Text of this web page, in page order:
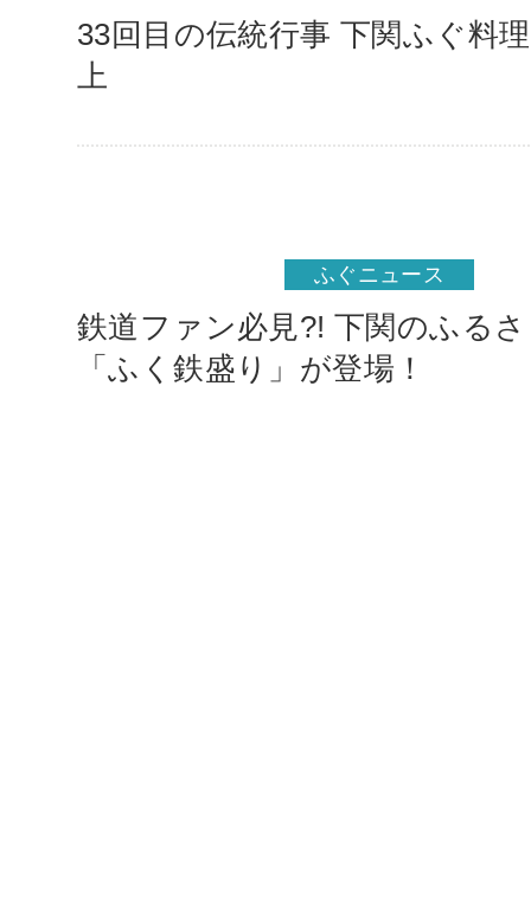
33回目の伝統行事 下関ふぐ料
上
ふぐニュース
鉄道ファン必見?! 下関のふる
「ふく鉄盛り」が登場！